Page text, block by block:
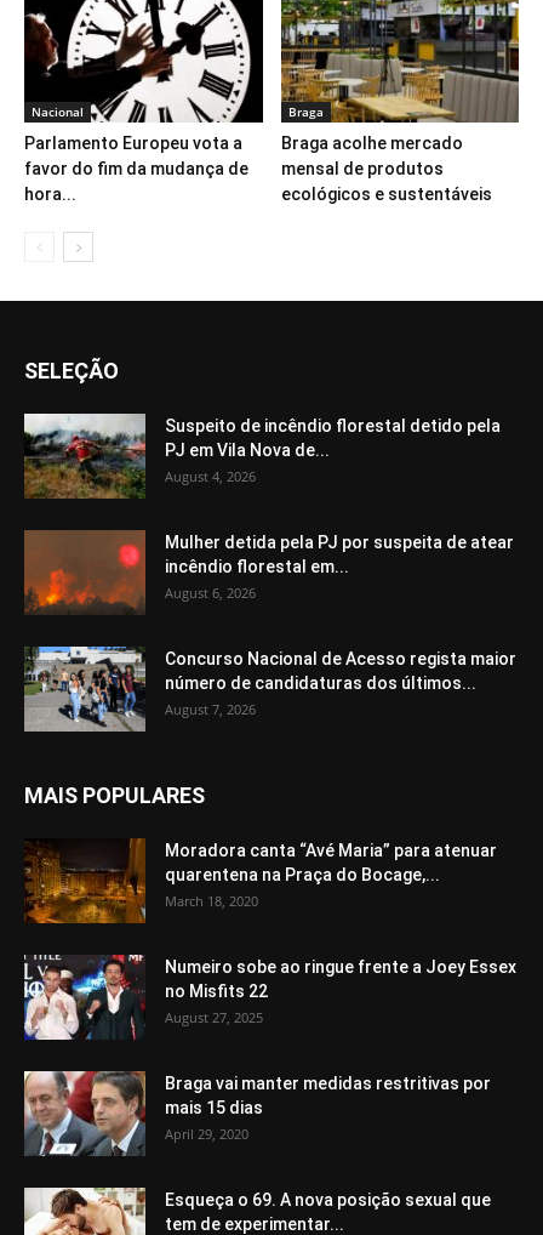
Nacional
Parlamento Europeu vota a
favor do fim da mudança de
hora...
Braga
Braga acolhe mercado
mensal de produtos
ecológicos e sustentáveis
SELEÇÃO
Suspeito de incêndio florestal detido pela
PJ em Vila Nova de...
August 4, 2026
Mulher detida pela PJ por suspeita de atear
incêndio florestal em...
August 6, 2026
Concurso Nacional de Acesso regista maior
número de candidaturas dos últimos...
August 7, 2026
MAIS POPULARES
Moradora canta “Avé Maria” para atenuar
quarentena na Praça do Bocage,...
March 18, 2020
Numeiro sobe ao ringue frente a Joey Essex
no Misfits 22
August 27, 2025
Braga vai manter medidas restritivas por
mais 15 dias
April 29, 2020
Esqueça o 69. A nova posição sexual que
tem de experimentar...